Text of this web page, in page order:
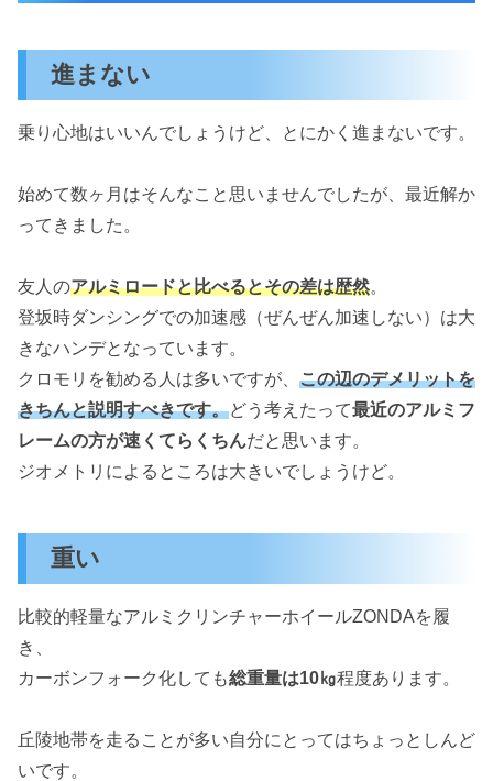
進まない
乗り心地はいいんでしょうけど、とにかく進まないです。
始めて数ヶ月はそんなこと思いませんでしたが、最近解か
ってきました。
友人のアルミロードと比べるとその差は歴然。
登坂時ダンシングでの加速感（ぜんぜん加速しない）は大
きなハンデとなっています。
クロモリを勧める人は多いですが、 この辺のデメリットを
きちんと説明すべきです。どう考えたって最近のアルミフ
レームの方が速くてらくちんだと思います。
ジオメトリによるところは大きいでしょうけど。
重い
比較的軽量なアルミクリンチャーホイールZONDAを履
き、
カーボンフォーク化しても総重量は10㎏程度あります。
丘陵地帯を走ることが多い自分にとってはちょっとしんど
いです。